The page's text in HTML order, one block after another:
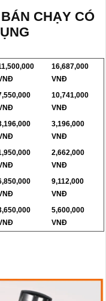
CHẠY CÓ
16,687,000
VNĐ
10,741,000
VNĐ
3,196,000
VNĐ
2,662,000
VNĐ
9,112,000
VNĐ
5,600,000
VNĐ